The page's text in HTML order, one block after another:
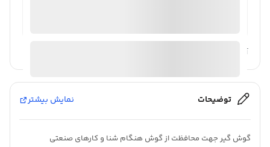
آیا قیمت مناسب تری سراغ دارید؟
توضیحات نمایش بیشتر
گوش گیر جهت محافظت از گوش هنگام شنا و کارهای صنعتی